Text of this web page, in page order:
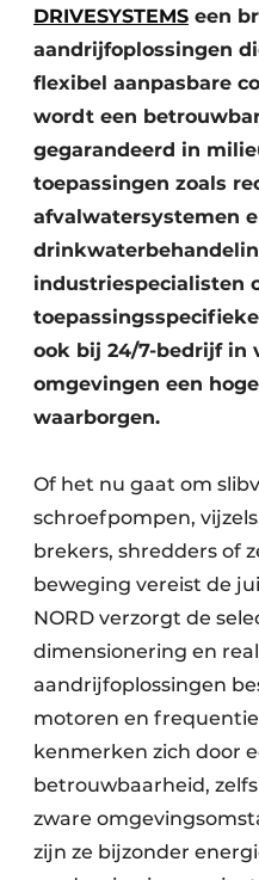
Shredders
Transportbanden
Zeven & Brekers
Bedrijfsafval
Bouw & Sloopafval
Elektronisch Afval
Glasrecyclage
Houtafval
Kunststofafval
Medisch afval
Metaalrecyclage
Papierafval
Textielrecyclage
DRIVESYSTEMS een
aandrijfoplossingen
flexibel aanpasbare
wordt een
gegarandeerd in
toepassingen zoals
afvalwatersystemen
industriespecialisten
ook bij 24/7-bedrijf in
omgevingen een
waarborgen.
Of het nu gaat om
schroefpompen,
brekers, shredders of
beweging vereist de
NORD verzorgt de
dimensionering en
aandrijfoplossingen
motoren en
kenmerken zich door
betrouwbaarheid,
zware
zijn ze bijzonder